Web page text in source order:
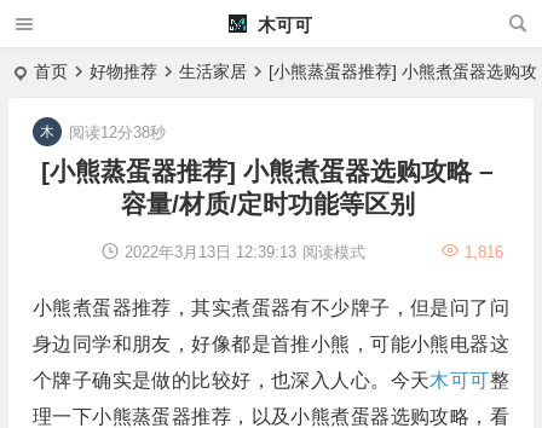
木可可
首页 好物推荐 生活家居 [小熊蒸蛋器推荐] 小熊煮蛋器选购
[小熊蒸蛋器推荐] 小熊煮蛋器选购攻略 –
容量/材质/定时功能等区别
2022年3月13日 12:39:13 1,816
阅读12分38秒
阅读模式
小熊煮蛋器推荐，其实煮蛋器有不少牌子，但是问了问
身边同学和朋友，好像都是首推小熊，可能小熊电器这
个牌子确实是做的比较好，也深入人心。今天木可可整
理一下小熊蒸蛋器推荐，以及小熊煮蛋器选购攻略，看